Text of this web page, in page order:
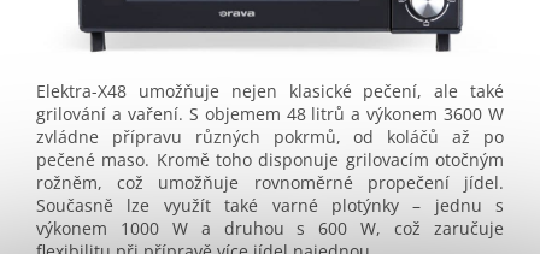
Elektra-X48 umožňuje nejen klasické pečení, ale také
grilování a vaření. S objemem 48 litrů a výkonem 3600 W
zvládne přípravu různých pokrmů, od koláčů až po
pečené maso. Kromě toho disponuje grilovacím otočným
rožněm, což umožňuje rovnoměrné propečení jídel.
Současně lze využít také varné plotýnky – jednu s
výkonem 1000 W a druhou s 600 W, což zaručuje